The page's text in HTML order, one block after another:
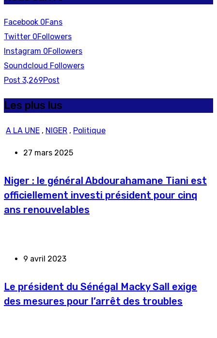
Facebook 0Fans
Twitter 0Followers
Instagram 0Followers
Soundcloud Followers
Post 3,269Post
Les plus lus
A LA UNE , NIGER , Politique
27 mars 2025
Niger : le général Abdourahamane Tiani est
officiellement investi président pour cinq
ans renouvelables
9 avril 2023
Le président du Sénégal Macky Sall exige
des mesures pour l’arrêt des troubles